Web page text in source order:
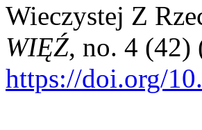
Wieczystej Z
WIĘŹ, no. 4 (42)
https://doi.org/